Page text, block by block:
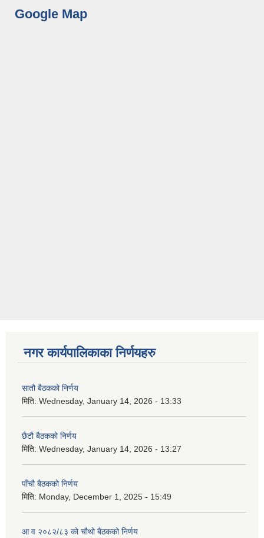
Google Map
नगर कार्यपालिकाका निर्णयहरु
सातौ बैठकको निर्णय
मिति: Wednesday, January 14, 2026 - 13:33
छैटौ बैठकको निर्णय
मिति: Wednesday, January 14, 2026 - 13:27
पाँचौ बैठकको निर्णय
मिति: Monday, December 1, 2025 - 15:49
आ व २०८२/८३ को चौथो बैठकको निर्णय